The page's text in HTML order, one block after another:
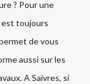
? Pour une
est toujours
de vous
aussi sur les
A Saivres, si